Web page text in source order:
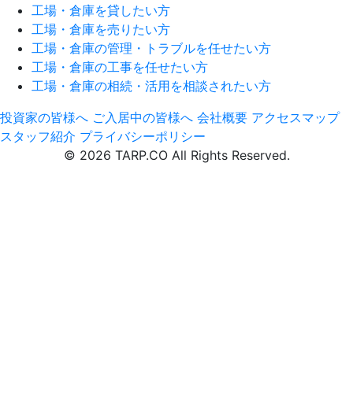
工場・倉庫を貸したい方
工場・倉庫を売りたい方
工場・倉庫の管理・トラブルを任せたい方
工場・倉庫の工事を任せたい方
工場・倉庫の相続・活用を相談されたい方
投資家の皆様へ ご入居中の皆様へ 会社概要 アクセスマップ
スタッフ紹介 プライバシーポリシー
© 2026 TARP.CO All Rights Reserved.